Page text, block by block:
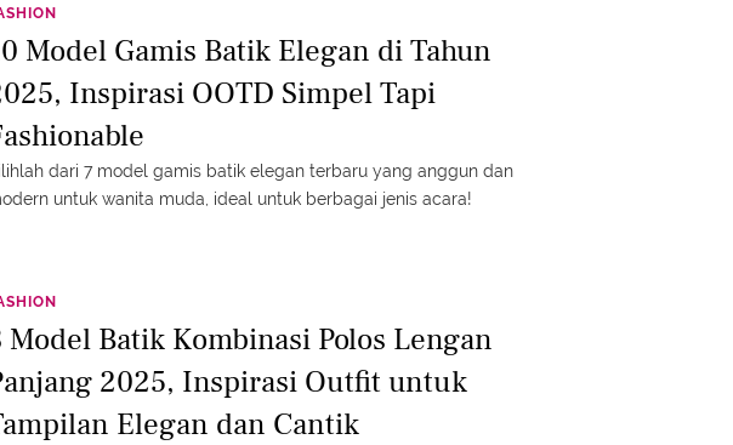
Model Gamis Batik Elegan di Tahun
Inspirasi OOTD Simpel Tapi
dari 7 model gamis batik elegan terbaru yang anggun dan
untuk wanita muda, ideal untuk berbagai jenis acara!
Model Batik Kombinasi Polos Lengan
2025, Inspirasi Outfit untuk
Elegan dan Cantik